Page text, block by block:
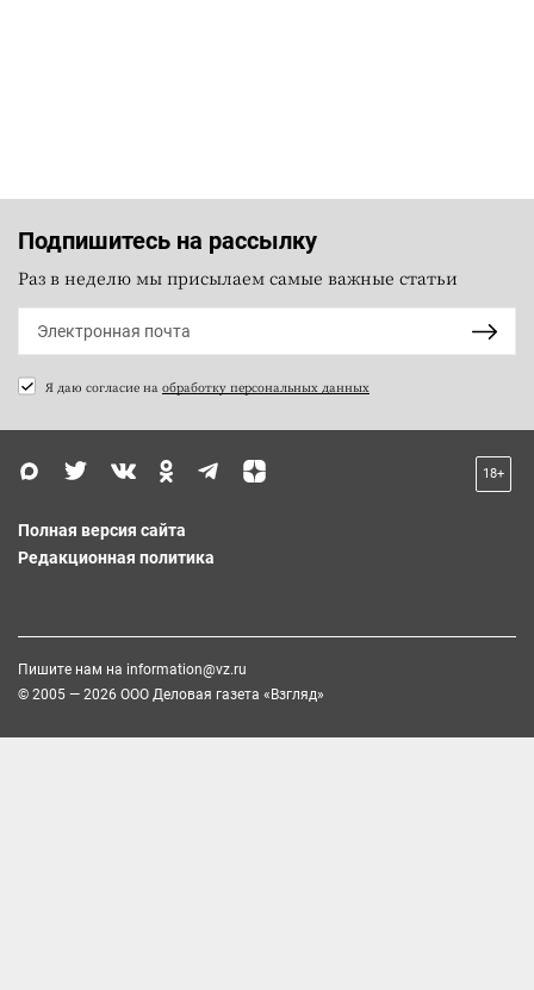
Подпишитесь на рассылку
Раз в неделю мы присылаем самые важные статьи
Я даю согласие на обработку персональных данных
18+
Полная версия сайта
Редакционная политика
Пишите нам на information@vz.ru
© 2005 — 2026 ООО Деловая газета «Взгляд»